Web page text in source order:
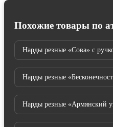
Похожие товары по
Нарды резные «Сова» с
Нарды резные
Нарды резные «Армянский